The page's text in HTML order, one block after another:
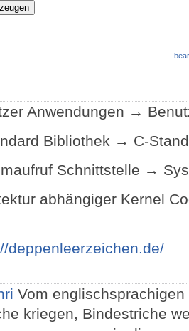
Anwendungen →
Bibliothek → C-
Schnittstelle →
abhängiger Kernel
deppenleerzeichen.de/
Vom
kriegen, Bindestriche